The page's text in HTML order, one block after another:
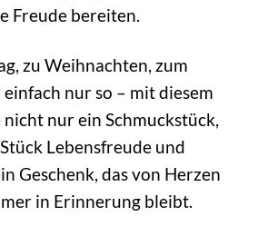
Freude bereiten.
zu Weihnachten, zum
nur so – mit diesem
nicht nur ein Schmuckstück,
Lebensfreude und
Geschenk, das von Herzen
in Erinnerung bleibt.